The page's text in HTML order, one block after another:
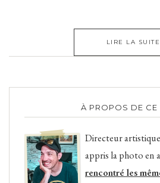
LIRE LA SUITE
À PROPOS DE CE
Directeur
appris la photo en
rencontré les